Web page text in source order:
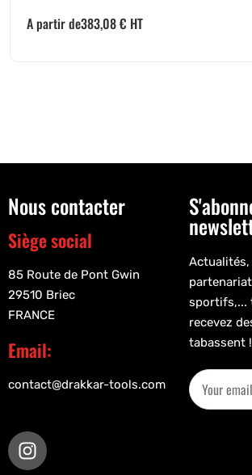
A partir de383,08€ HT
Nous contacter
Siège social
85 Route de Pont Gwin
29510 Briec
FRANCE
Email:
contact@drakkar-tools.com
sportifs,...
recevez
tabassent !